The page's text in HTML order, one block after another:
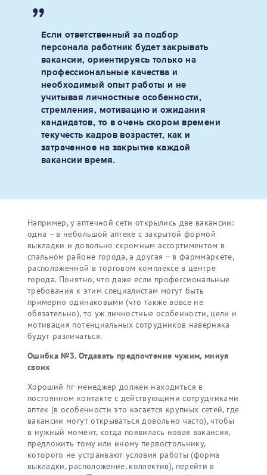
Если ответственный за подбор
персонала работник будет закрывать
вакансии, ориентируясь только на
профессиональные качества и
необходимый опыт работы и не
учитывая личностные особенности,
стремления, мотивацию и ожидания
кандидатов, то в очень скором времени
текучесть кадров возрастет, как и
затраченное на закрытие каждой
вакансии время.
Например, у аптечной сети открылись две вакансии:
одна – в небольшой аптеке с закрытой формой
выкладки и довольно скромным ассортиментом в
спальном районе города, а другая – в фарммаркете,
расположенной в торговом комплексе в центре
города. Понятно, что даже если профессиональные
требования к этим специалистам могут быть
примерно одинаковыми (что также вовсе не
обязательно), то уж личностные особенности, цели и
мотивация потенциальных сотрудников наверняка
будут различаться.
Ошибка №3. Отдавать предпочтение чужим, минуя
своих
Хороший hr-менеджер должен находиться в
постоянном контакте с действующими сотрудниками
аптек (в особенности это касается крупных сетей, где
вакансии могут открываться довольно часто), чтобы
в нужный момент, когда появилась новая вакансия,
предложить тому или иному первостольнику,
которого не устраивают условия работы (форма
выкладки, расположение, коллектив), перейти в